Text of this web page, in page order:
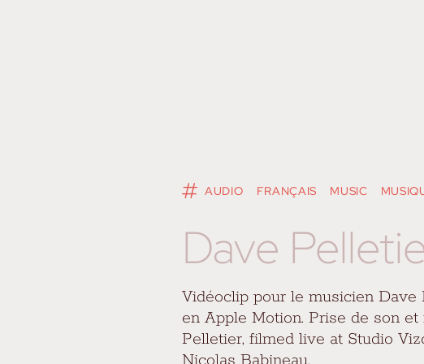
AUDIO FRANÇAIS MUSIC
Dave
Vidéoclip pour le musicien Dave
en Apple Motion. Prise de son
Pelletier, filmed live at Studio